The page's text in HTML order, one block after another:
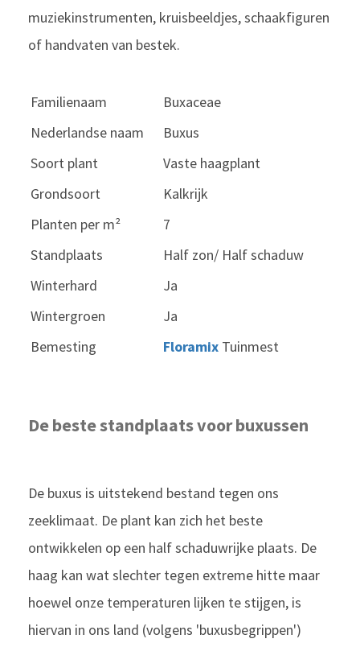
muziekinstrumenten, kruisbeeldjes, schaakfiguren
of handvaten van bestek.
Familienaam
Buxaceae
Nederlandse naam
Buxus
Soort plant
Vaste haagplant
Grondsoort
Kalkrijk
Planten per m²
7
Standplaats
Half zon/ Half schaduw
Winterhard
Ja
Wintergroen
Ja
Bemesting
Floramix Tuinmest
De beste standplaats voor buxussen
De buxus is uitstekend bestand tegen ons
zeeklimaat. De plant kan zich het beste
ontwikkelen op een half schaduwrijke plaats. De
haag kan wat slechter tegen extreme hitte maar
hoewel onze temperaturen lijken te stijgen, is
hiervan in ons land (volgens 'buxusbegrippen')